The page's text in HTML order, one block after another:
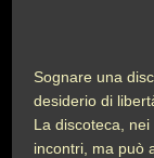
Sognare una
desiderio di
La discoteca,
incontri, ma può